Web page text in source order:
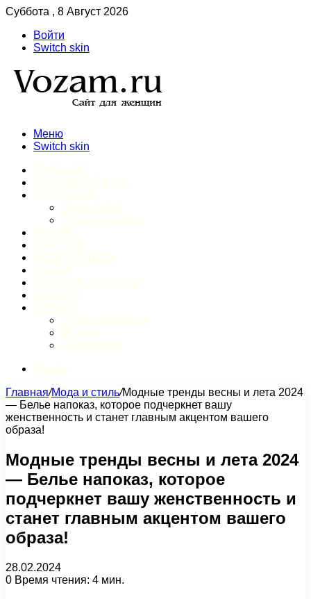
Суббота , 8 Август 2026
Войти
Switch skin
Меню
Switch skin
Главная/Мода и стиль/Модные тренды весны и лета 2024
— Белье напоказ, которое подчеркнет вашу
женственность и станет главным акцентом вашего
образа!
Модные тренды весны и лета 2024
— Белье напоказ, которое
подчеркнет вашу женственность и
станет главным акцентом вашего
образа!
28.02.2024
0 Время чтения: 4 мин.